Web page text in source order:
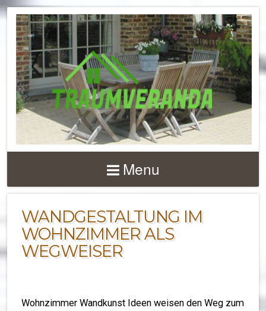
NACHRICHTEN UND
ZU
UND VERANDEN
Menu
WANDGESTALTUNG IM
WOHNZIMMER ALS
WEGWEISER
Wohnzimmer Wandkunst Ideen weisen den Weg zum